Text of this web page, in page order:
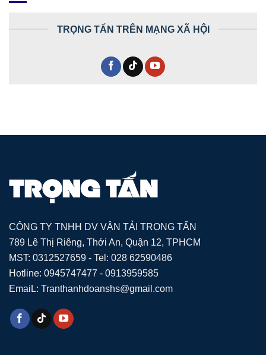
TRỌNG TẤN TRÊN MẠNG XÃ HỘI
CÔNG TY TNHH DV VẬN TẢI TRỌNG TẤN
789 Lê Thị Riêng, Thới An, Quận 12, TPHCM
MST: 0312527659 - Tel: 028 62590486
Hotline: 0945747477 - 0913959585
EmaiL: Tranthanhdoanshs@gmail.com